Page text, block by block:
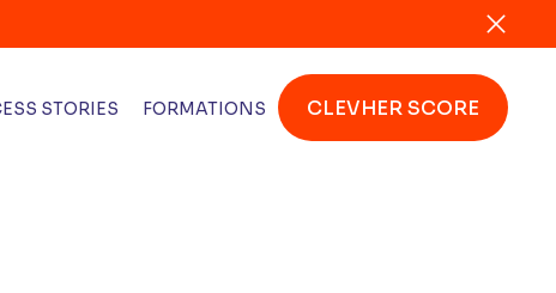
STORIES FORMATIONS CLEVHER SCORE